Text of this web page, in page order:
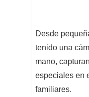
Desde
tenido una
mano,
especiales en
familiares.